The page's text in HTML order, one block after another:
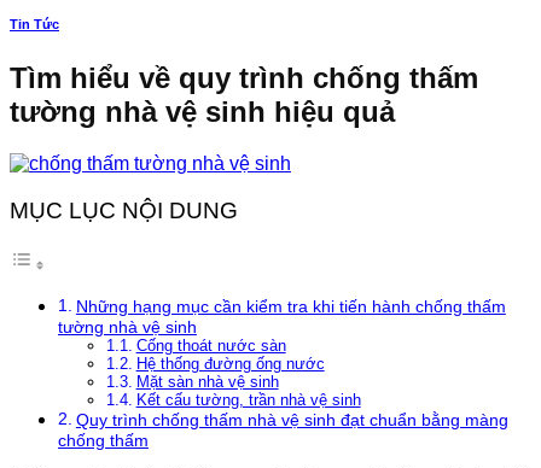
Tin Tức
Tìm hiểu về quy trình chống thấm
tường nhà vệ sinh hiệu quả
MỤC LỤC NỘI DUNG
Những hạng mục cần kiểm tra khi tiến hành chống thấm
tường nhà vệ sinh
Cống thoát nước sàn
Hệ thống đường ống nước
Mặt sàn nhà vệ sinh
Kết cấu tường, trần nhà vệ sinh
Quy trình chống thấm nhà vệ sinh đạt chuẩn bằng màng
chống thấm